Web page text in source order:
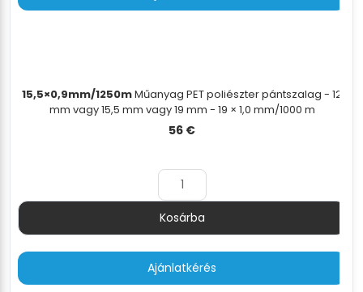
15,5×0,9mm/1250mMűanyag PET poliészter pántszalag - 12
mm vagy 15,5 mm vagy 19 mm - 19 × 1,0 mm/1000 m
56 €
Mennyiség
Kosárba
Ajánlatkérés